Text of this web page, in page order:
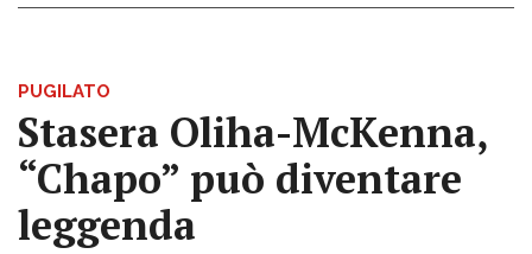
PUGILATO
Stasera Oliha-McKenna,
“Chapo” può diventare
leggenda